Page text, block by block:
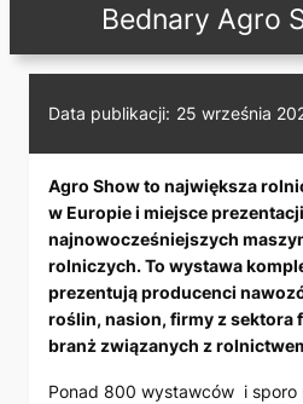
Bednary Agro
Data publikacji: 25 września
Agro Show to największa
w Europie i miejsce
najnowocześniejszych
rolniczych. To wystawa
prezentują producenci
roślin, nasion, firmy z sektora
branż związanych z
Ponad 800 wystawców i sporo